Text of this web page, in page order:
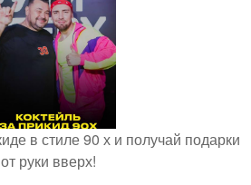
в стиле 90 х и получай подарки
от руки вверх!